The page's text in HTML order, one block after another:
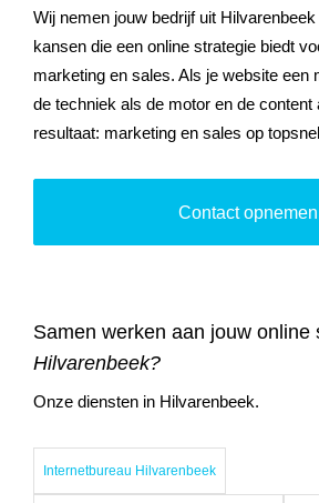
Wij nemen jouw bedrijf uit Hilvarenbeek
kansen die een online strategie biedt
marketing en sales. Als je website een
de techniek als de motor en de content
resultaat: marketing en sales op
Contact opnemen
Samen werken aan jouw online
Hilvarenbeek?
Onze diensten in Hilvarenbeek.
Internetbureau Hilvarenbeek